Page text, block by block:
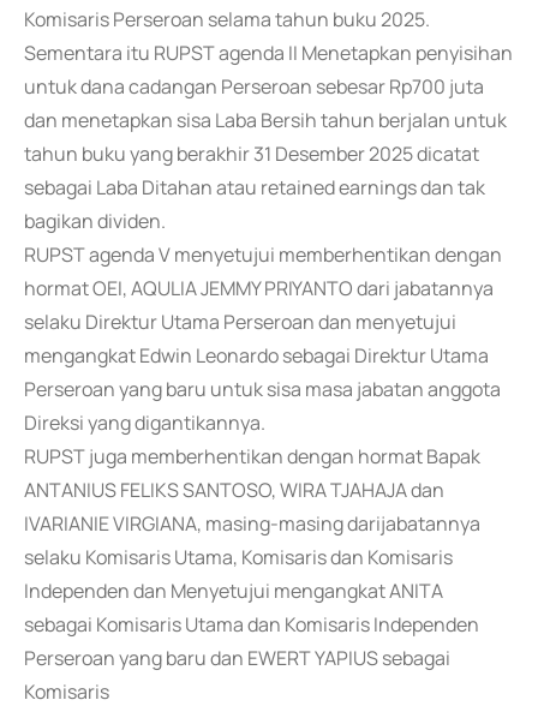
Komisaris Perseroan selama tahun buku 2025.
Sementara itu RUPST agenda II Menetapkan penyisihan
untuk dana cadangan Perseroan sebesar Rp700 juta
dan menetapkan sisa Laba Bersih tahun berjalan untuk
tahun buku yang berakhir 31 Desember 2025 dicatat
sebagai Laba Ditahan atau retained earnings dan tak
bagikan dividen.
RUPST agenda V menyetujui memberhentikan dengan
hormat OEI, AQULIA JEMMY PRIYANTO dari jabatannya
selaku Direktur Utama Perseroan dan menyetujui
mengangkat Edwin Leonardo sebagai Direktur Utama
Perseroan yang baru untuk sisa masa jabatan anggota
Direksi yang digantikannya.
RUPST juga memberhentikan dengan hormat Bapak
ANTANIUS FELIKS SANTOSO, WIRA TJAHAJA dan
IVARIANIE VIRGIANA, masing-masing darijabatannya
selaku Komisaris Utama, Komisaris dan Komisaris
Independen dan Menyetujui mengangkat ANITA
sebagai Komisaris Utama dan Komisaris Independen
Perseroan yang baru dan EWERT YAPIUS sebagai
Komisaris